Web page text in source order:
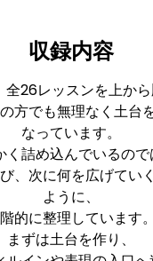
収録内容
全26レッスンを上か
方でも無理なく土台
なっています。
く詰め込んでいるので
、次に何を広げてい
ように、
的に整理しています。
まずは土台を作り、